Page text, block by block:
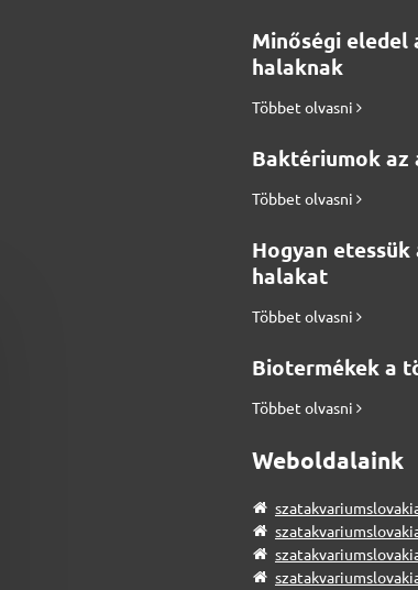
Minőségi eledel
halaknak
Többet olvasni
Baktériumok az
Többet olvasni
Hogyan etessük
halakat
Többet olvasni
Biotermékek a
Többet olvasni
Weboldalaink